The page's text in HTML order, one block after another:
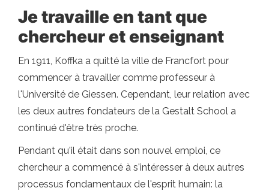
Je travaille en tant que
chercheur et enseignant
En 1911, Koffka a quitté la ville de Francfort pour
commencer à travailler comme professeur à
l'Université de Giessen. Cependant, leur relation avec
les deux autres fondateurs de la Gestalt School a
continué d'être très proche.
Pendant qu'il était dans son nouvel emploi, ce
chercheur a commencé à s'intéresser à deux autres
processus fondamentaux de l'esprit humain: la